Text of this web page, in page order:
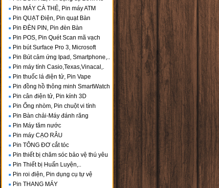
Pin MÁY CÀ THẺ, Pin máy ATM
Pin QUẠT Điện, Pin quạt Bàn
Pin ĐÈN PIN, Pin đèn Bàn
Pin POS, Pin Quét Scan mã vạch
Pin bút Surface Pro 3, Microsoft
Pin Bút cảm ứng Ipad, Smartphone,..
Pin máy tính Casio,Texas,Vinacal,.
Pin thuốc lá điện tử, Pin Vape
Pin đồng hồ thông minh SmartWatch
Pin cân điện tử, Pin kính 3D
Pin Ống nhòm, Pin chuột vi tính
Pin Bàn chải-Máy đánh răng
Pin Máy tăm nước
Pin máy CẠO RÂU
Pin TÔNG ĐƠ cắt tóc
Pin thiết bị chăm sóc bảo vệ thú yêu
Pin Thiết bị Huấn Luyện,..
Pin roi điện, Pin dụng cụ tự vệ
Pin THANG MÁY